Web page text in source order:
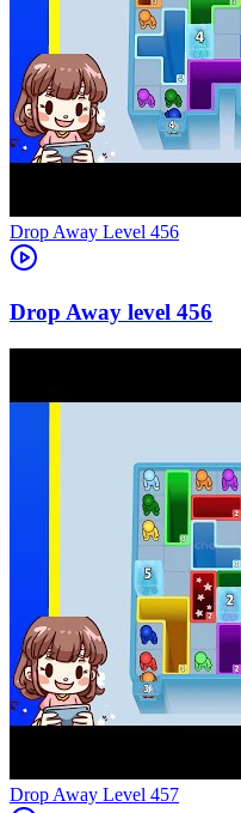
Level 456
456
Level 457